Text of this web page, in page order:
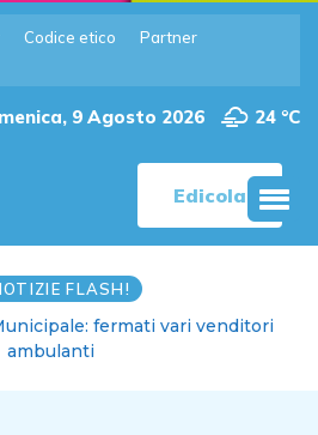
Codice etico
Partner
9 Agosto 2026 24 °C
Edicola
FLASH!
fermati vari venditori
ambulanti